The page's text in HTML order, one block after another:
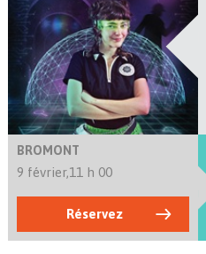
BROMONT
9 février,11 h 00
Réservez